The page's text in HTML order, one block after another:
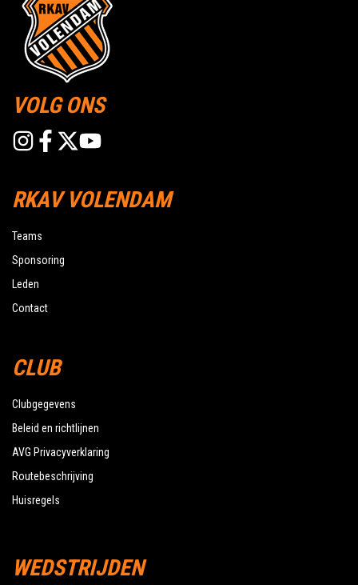
VOLG ONS
RKAV VOLENDAM
Teams
Sponsoring
Leden
Contact
CLUB
Clubgegevens
Beleid en richtlijnen
AVG Privacyverklaring
Routebeschrijving
Huisregels
WEDSTRIJDEN